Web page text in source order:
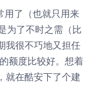
用了（也就只用来
为了不时之需（比
我很不巧地又担任
额度比较好。想着
就在酷安下了个建